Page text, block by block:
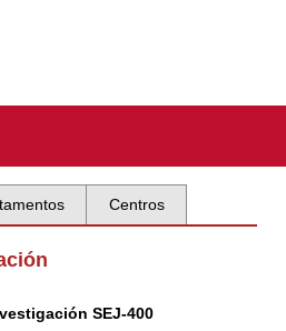
Centros
SEJ-400